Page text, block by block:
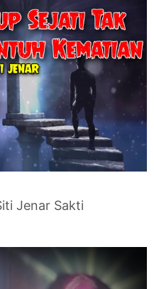
Jenar Sakti